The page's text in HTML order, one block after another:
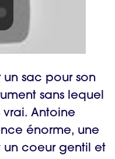
un sac pour son
sans lequel
vrai. Antoine
énorme, une
coeur gentil et